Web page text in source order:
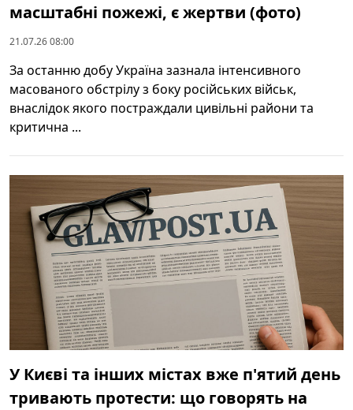
масштабні пожежі, є жертви (фото)
21.07.26 08:00
За останню добу Україна зазнала інтенсивного
масованого обстрілу з боку російських військ,
внаслідок якого постраждали цивільні райони та
критична ...
У Києві та інших містах вже п'ятий день
тривають протести: що говорять на